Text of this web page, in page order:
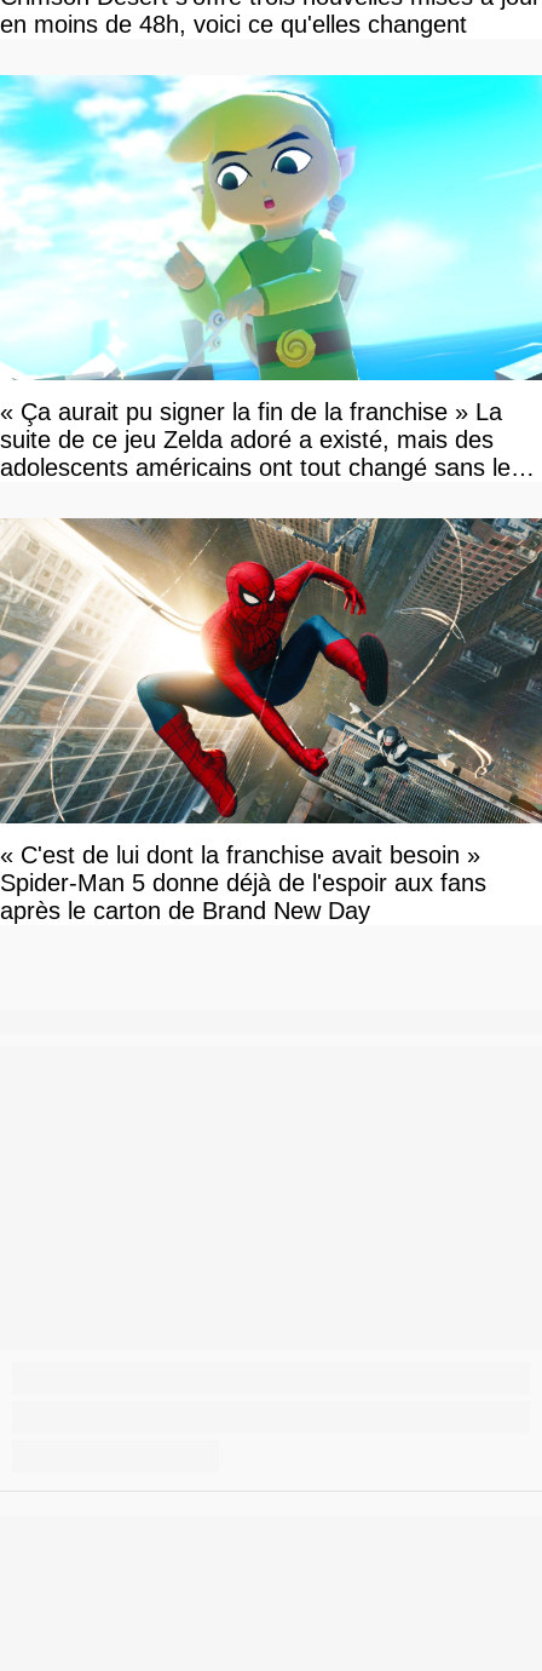
en moins de 48h, voici ce qu'elles changent
« Ça aurait pu signer la fin de la franchise » La
suite de ce jeu Zelda adoré a existé, mais des
adolescents américains ont tout changé sans le
« C'est de lui dont la franchise avait besoin »
Spider-Man 5 donne déjà de l'espoir aux fans
après le carton de Brand New Day